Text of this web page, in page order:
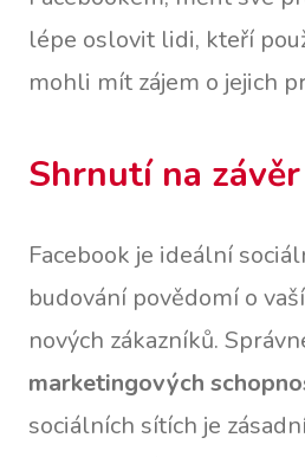
lépe oslovit lidi, kteří
mohli mít zájem o jejich
Shrnutí na závěr
Facebook je ideální
budování povědomí o
nových zákazníků.
marketingových
sociálních sítích je